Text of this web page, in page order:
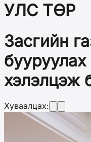
УЛС ТӨР
Засгийн
хэлэлцэж
Хуваалцах: